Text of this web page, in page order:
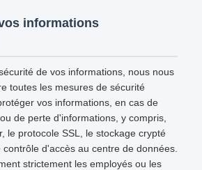
informations
de vos informations, nous nous
toutes les mesures de sécurité
vos informations, en cas de
de perte d'informations, y compris,
le protocole SSL, le stockage crypté
d'accès au centre de données.
strictement les employés ou les